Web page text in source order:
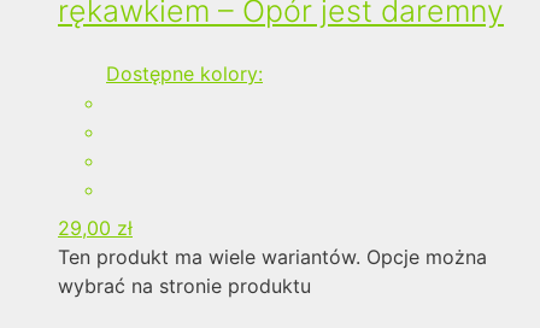
rękawkiem – Opór jest daremny
Dostępne kolory:
29,00 zł
Ten produkt ma wiele wariantów. Opcje można
wybrać na stronie produktu